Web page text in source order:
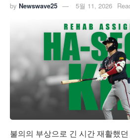
by Newswave25 5월 11, 2026
불의의 부상으로 긴 시간 재활했